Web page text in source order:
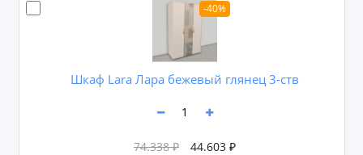
-40%
Шкаф Lara Лара бежевый глянец 3-ств
74.338 ₽ 44.603 ₽